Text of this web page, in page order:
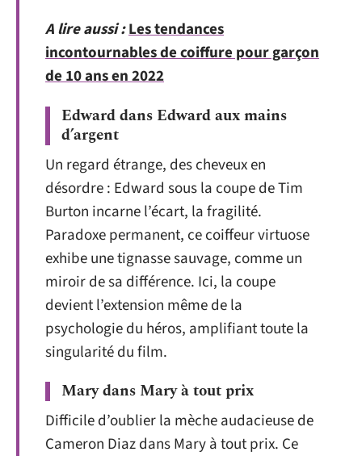
A lire aussi :Les tendances
incontournables de coiffure pour garçon
de 10 ans en 2022
Edward dans Edward aux mains
d’argent
Un regard étrange, des cheveux en
désordre : Edward sous la coupe de Tim
Burton incarne l’écart, la fragilité.
Paradoxe permanent, ce coiffeur virtuose
exhibe une tignasse sauvage, comme un
miroir de sa différence. Ici, la coupe
devient l’extension même de la
psychologie du héros, amplifiant toute la
singularité du film.
Mary dans Mary à tout prix
Difficile d’oublier la mèche audacieuse de
Cameron Diaz dans Mary à tout prix. Ce